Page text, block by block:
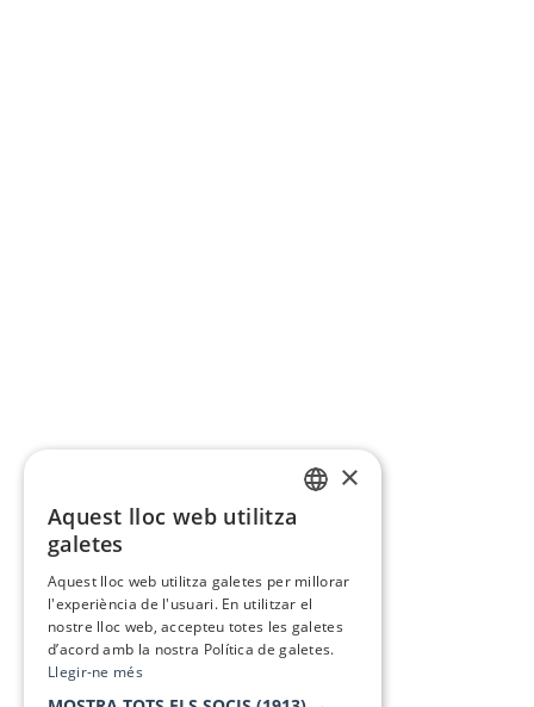
×
Aquest lloc web utilitza
galetes
Aquest lloc web utilitza galetes per millorar
l'experiència de l'usuari. En utilitzar el
nostre lloc web, accepteu totes les galetes
d’acord amb la nostra Política de galetes.
Llegir-ne més